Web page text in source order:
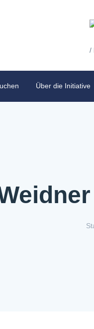
/
Über die Initiative